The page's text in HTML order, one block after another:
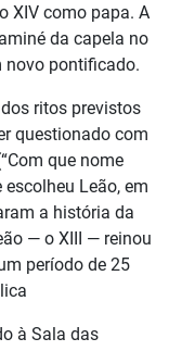
XIV como papa. A
da capela no
novo pontificado.
ritos previstos
questionado com
que nome
Leão, em
a história da
— o XIII — reinou
período de 25
à Sala das